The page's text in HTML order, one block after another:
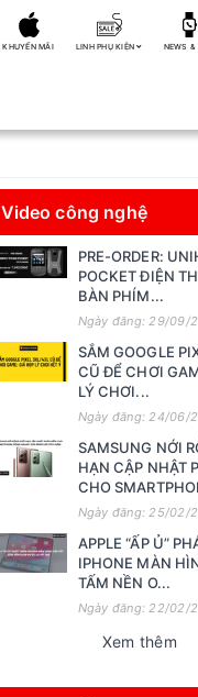
KHUYẾN MÃI LINH PHỤ KIỆN NEWS &
Video công nghệ
PRE-ORDER:
POCKET ĐIỆN
BÀN PHÍM...
Ngày đăng: 29/09/
SẮM GOOGLE
CŨ ĐỂ CHƠI
LÝ CHƠI...
Ngày đăng: 24/06/
SAMSUNG NỚI
HẠN CẬP NHẬT
CHO
Ngày đăng: 25/02/
APPLE “ẤP Ủ”
IPHONE MÀN
TẤM NỀN O...
Ngày đăng: 22/02/
Xem thêm